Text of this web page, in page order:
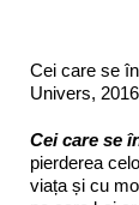
Cei care se
Univers, 2016
Cei care se
pierderea
viața și cu